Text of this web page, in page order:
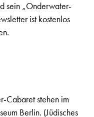
sein „Onderwater-
ist kostenlos
Cabaret stehen im
Berlin. (Jüdisches